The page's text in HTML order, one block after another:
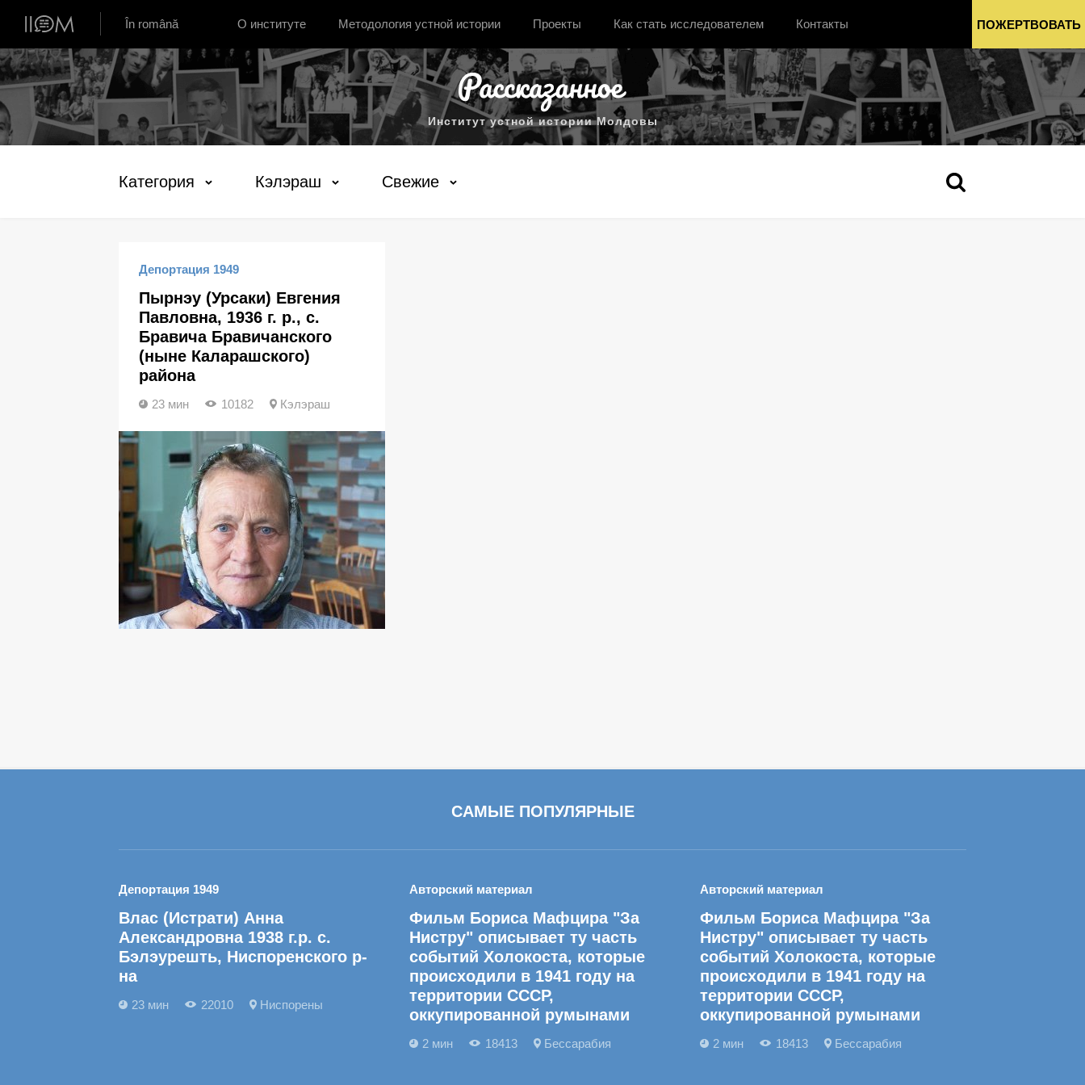
Институт устной истории Молдовы
În română О институте Методология устной истории Проекты Как стать исследователем Контакты ПОЖЕРТВОВАТЬ
Институт устной истории Молдовы
Категория Кэлэраш Свежие
Депортация 1949
Пырнэу (Урсаки) Евгения
Павловна, 1936 г. р., с.
Бравича Бравичанского
(ныне Каларашского)
района
23 мин 10182 Кэлэраш
САМЫЕ ПОПУЛЯРНЫЕ
Депортация 1949
Влас (Истрати) Анна
Александровна 1938 г.р. с.
Бэлэурешть, Ниспоренского р-
на
23 мин 22010 Ниспорены
Авторский материал
Фильм Бориса Мафцира "За
Нистру" описывает ту часть
событий Холокоста, которые
происходили в 1941 году на
территории СССР,
оккупированной румынами
2 мин 18413 Бессарабия
Авторский материал
Фильм Бориса Мафцира "За
Нистру" описывает ту часть
событий Холокоста, которые
происходили в 1941 году на
территории СССР,
оккупированной румынами
2 мин 18413 Бессарабия